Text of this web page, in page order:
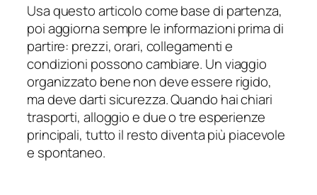
Usa questo articolo come base di partenza,
poi aggiorna sempre le informazioni prima di
partire: prezzi, orari, collegamenti e
condizioni possono cambiare. Un viaggio
organizzato bene non deve essere rigido,
ma deve darti sicurezza. Quando hai chiari
trasporti, alloggio e due o tre esperienze
principali, tutto il resto diventa più piacevole
e spontaneo.